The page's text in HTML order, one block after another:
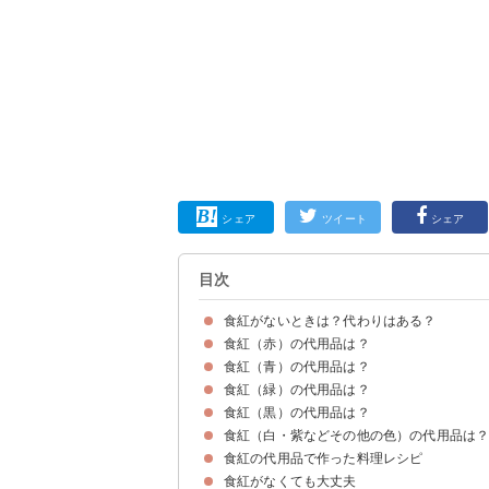
シェア ツイート シェア
目次
食紅がないときは？代わりはある？
食紅を入れる理由・役割
食紅（赤）の代用品は？
①いちごジャム
②かき氷シロップ
③いちごパウダー
④トマトパウダー
食紅（青）の代用品は？
①ブルーベリージャム
②ブルーハワイ味のかき氷シロップ
③バタフライピーパウダー
④紫芋パウダー
食紅（緑）の代用品は？
①抹茶
②ほうれん草パウダー
③青汁
食紅（黒）の代用品は？
①黒ごま
②海苔の佃煮
③ブラックココアパウダー
④竹炭パウダー
食紅（白・紫などその他の色）の代用品は？
デコレーション粉糖
食紅の代用品で作った料理レシピ
①食紅不使用のアイシングクッキー
②ほうれん草パウダーのパン
③黒すりごまのおにぎり
食紅がなくても大丈夫